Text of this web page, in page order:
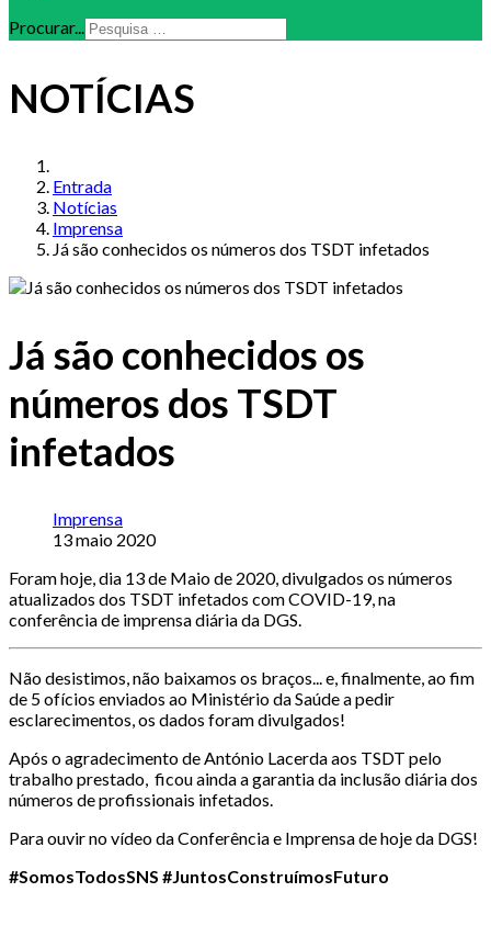
Procurar...
NOTÍCIAS
Entrada
Notícias
Imprensa
Já são conhecidos os números dos TSDT infetados
Já são conhecidos os
números dos TSDT
infetados
Imprensa
13 maio 2020
Foram hoje, dia 13 de Maio de 2020, divulgados os números
atualizados dos TSDT infetados com COVID-19, na
conferência de imprensa diária da DGS.
Não desistimos, não baixamos os braços... e, finalmente, ao fim
de 5 ofícios enviados ao Ministério da Saúde a pedir
esclarecimentos, os dados foram divulgados!
Após o agradecimento de António Lacerda aos TSDT pelo
trabalho prestado, ficou ainda a garantia da inclusão diária dos
números de profissionais infetados.
Para ouvir no vídeo da Conferência e Imprensa de hoje da DGS!
#SomosTodosSNS #JuntosConstruímosFuturo